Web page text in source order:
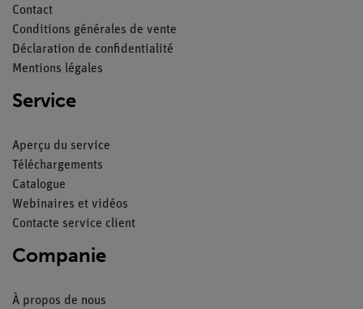
Contact
Conditions générales de vente
Déclaration de confidentialité
Mentions légales
Service
Aperçu du service
Téléchargements
Catalogue
Webinaires et vidéos
Contacte service client
Companie
À propos de nous